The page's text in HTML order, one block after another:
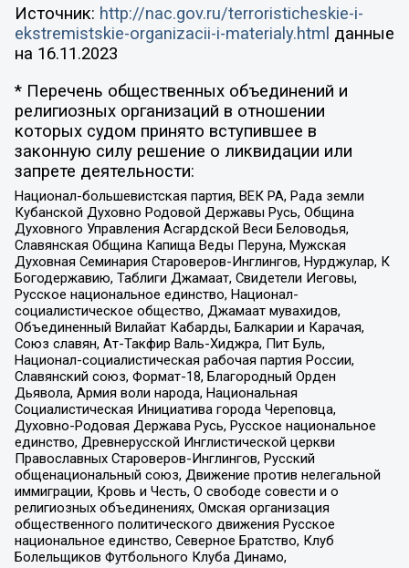
Источник: http://nac.gov.ru/terroristicheskie-i-
ekstremistskie-organizacii-i-materialy.html данные
на 16.11.2023
* Перечень общественных объединений и
религиозных организаций в отношении
которых судом принято вступившее в
законную силу решение о ликвидации или
запрете деятельности:
Национал-большевистская партия, ВЕК РА, Рада земли
Кубанской Духовно Родовой Державы Русь, Община
Духовного Управления Асгардской Веси Беловодья,
Славянская Община Капища Веды Перуна, Мужская
Духовная Семинария Староверов-Инглингов, Нурджулар, К
Богодержавию, Таблиги Джамаат, Свидетели Иеговы,
Русское национальное единство, Национал-
социалистическое общество, Джамаат мувахидов,
Объединенный Вилайат Кабарды, Балкарии и Карачая,
Союз славян, Ат-Такфир Валь-Хиджра, Пит Буль,
Национал-социалистическая рабочая партия России,
Славянский союз, Формат-18, Благородный Орден
Дьявола, Армия воли народа, Национальная
Социалистическая Инициатива города Череповца,
Духовно-Родовая Держава Русь, Русское национальное
единство, Древнерусской Инглистической церкви
Православных Староверов-Инглингов, Русский
общенациональный союз, Движение против нелегальной
иммиграции, Кровь и Честь, О свободе совести и о
религиозных объединениях, Омская организация
общественного политического движения Русское
национальное единство, Северное Братство, Клуб
Болельщиков Футбольного Клуба Динамо,